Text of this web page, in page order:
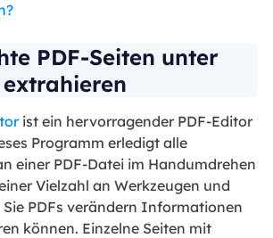
PDF-Seiten unter
ist ein hervorragender PDF-Editor
Programm erledigt alle
einer PDF-Datei im Handumdrehen
Vielzahl an Werkzeugen und
Sie PDFs verändern Informationen
können. Einzelne Seiten mit